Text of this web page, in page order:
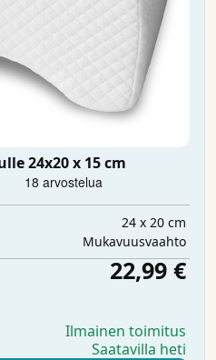
24x20 x 15 cm
24 x 20 cm
Mukavuusvaahto
22,99 €
Ilmainen toimitus
Saatavilla heti